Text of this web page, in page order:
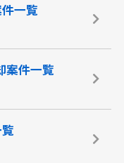
一覧
案件一覧